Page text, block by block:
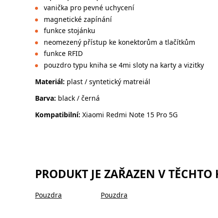
vanička pro pevné uchycení
magnetické zapínání
funkce stojánku
neomezený přístup ke konektorům a tlačítkům
funkce RFID
pouzdro typu kniha se 4mi sloty na karty a vizitky
Materiál: plast / syntetický matreiál
Barva: black / černá
Kompatibilní: Xiaomi Redmi Note 15 Pro 5G
PRODUKT JE ZAŘAZEN V TĚCHTO
Pouzdra Pouzdra